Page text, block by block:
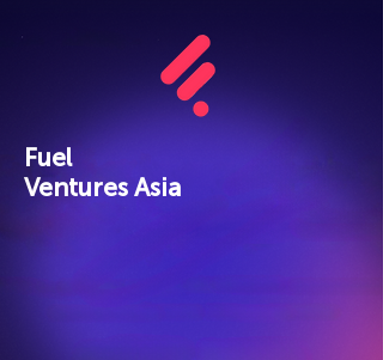
Fuel
Ventures Asia